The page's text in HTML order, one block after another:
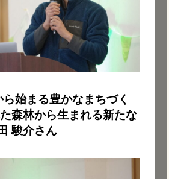
始まる豊かなまちづく
森林から生まれる新たな
駿介さん